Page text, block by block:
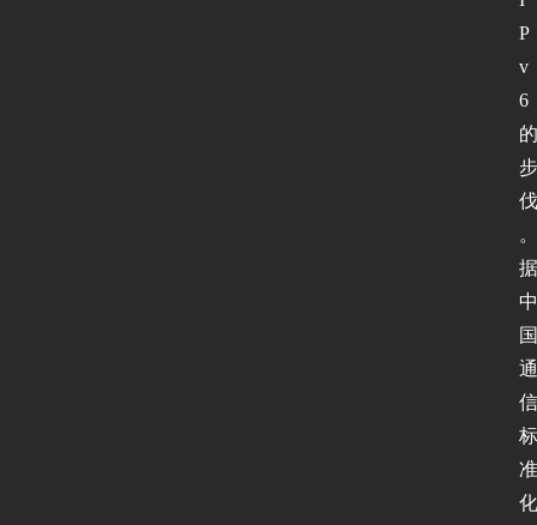
P
v
6
的
步
伐
。
据
中
国
通
信
标
准
化